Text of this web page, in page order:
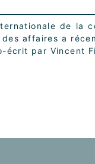
de la
des affaires a
écrit par Vincent